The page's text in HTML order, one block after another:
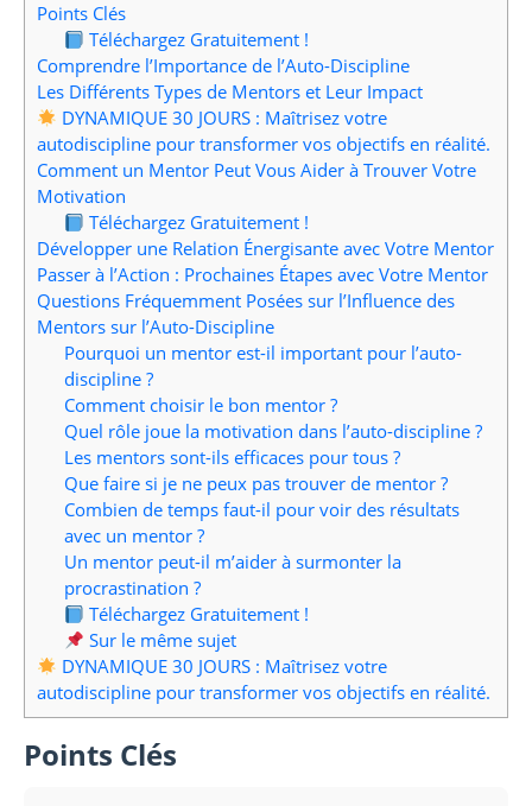
Points Clés
Téléchargez Gratuitement !
Comprendre l’Importance de l’Auto-Discipline
Les Différents Types de Mentors et Leur Impact
DYNAMIQUE 30 JOURS : Maîtrisez votre
autodiscipline pour transformer vos objectifs en réalité.
Comment un Mentor Peut Vous Aider à Trouver Votre
Motivation
Téléchargez Gratuitement !
Développer une Relation Énergisante avec Votre Mentor
Passer à l’Action : Prochaines Étapes avec Votre Mentor
Questions Fréquemment Posées sur l’Influence des
Mentors sur l’Auto-Discipline
Pourquoi un mentor est-il important pour l’auto-
discipline ?
Comment choisir le bon mentor ?
Quel rôle joue la motivation dans l’auto-discipline ?
Les mentors sont-ils efficaces pour tous ?
Que faire si je ne peux pas trouver de mentor ?
Combien de temps faut-il pour voir des résultats
avec un mentor ?
Un mentor peut-il m’aider à surmonter la
procrastination ?
Téléchargez Gratuitement !
Sur le même sujet
DYNAMIQUE 30 JOURS : Maîtrisez votre
autodiscipline pour transformer vos objectifs en réalité.
Points Clés